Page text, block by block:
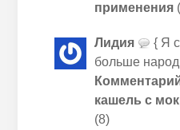
применения
Лидия
{ Я
больше
кашель с
(8)